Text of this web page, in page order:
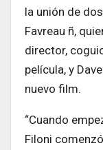
la unión de
Favreau ñ,
director,
película, y
nuevo film.
“Cuando
Filoni